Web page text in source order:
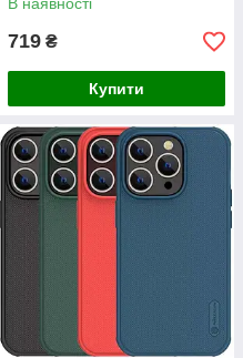
719 ₴
Купити